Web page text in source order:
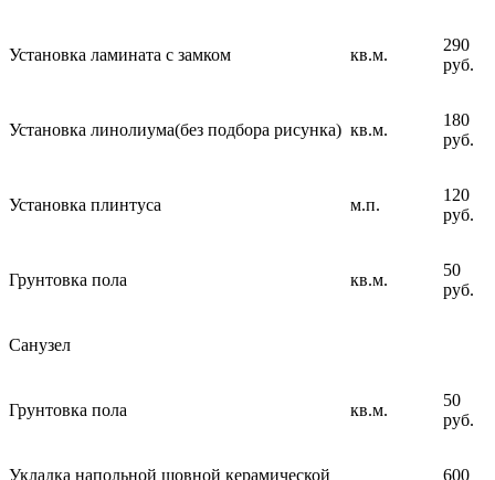
Установка ламината с замком кв.м.
290
руб.
Установка линолиума(без подбора рисунка) кв.м.
180
руб.
Установка плинтуса м.п.
120
руб.
Грунтовка пола кв.м.
50
руб.
Санузел
Грунтовка пола кв.м.
50
руб.
Укладка напольной шовной керамической 600